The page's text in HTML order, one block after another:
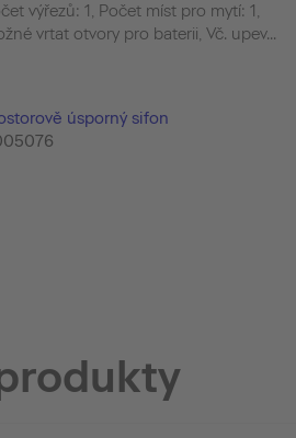
výřezů: 1, Počet míst pro mytí: 1,
vrtat otvory pro baterii, Vč. upev...
úsporný sifon